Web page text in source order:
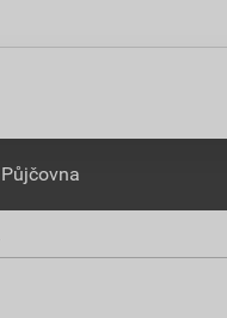
Půjčovna